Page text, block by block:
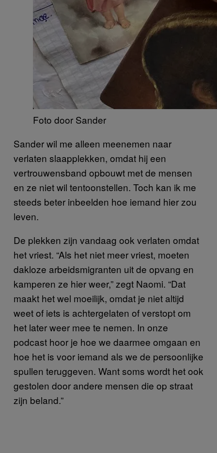
Foto door Sander
Sander wil me alleen meenemen naar
verlaten slaapplekken, omdat hij een
vertrouwensband opbouwt met de mensen
en ze niet wil tentoonstellen. Toch kan ik me
steeds beter inbeelden hoe iemand hier zou
leven.
De plekken zijn vandaag ook verlaten omdat
het vriest. “Als het niet meer vriest, moeten
dakloze arbeidsmigranten uit de opvang en
kamperen ze hier weer,” zegt Naomi. “Dat
maakt het wel moeilijk, omdat je niet altijd
weet of iets is achtergelaten of verstopt om
het later weer mee te nemen. In onze
podcast hoor je hoe we daarmee omgaan en
hoe het is voor iemand als we de persoonlijke
spullen teruggeven. Want soms wordt het ook
gestolen door andere mensen die op straat
zijn beland.”